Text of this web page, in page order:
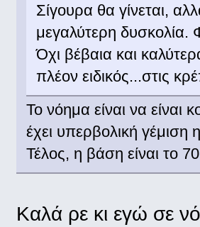
Σίγουρα θα γίνεται,
μεγαλύτερη δυσκολία.
Όχι βέβαια και
πλέον ειδικός...στις
Το νόημα είναι να είναι
έχει υπερβολική γέμιση
Τέλος, η βάση είναι το
Καλά ρε κι εγώ σε